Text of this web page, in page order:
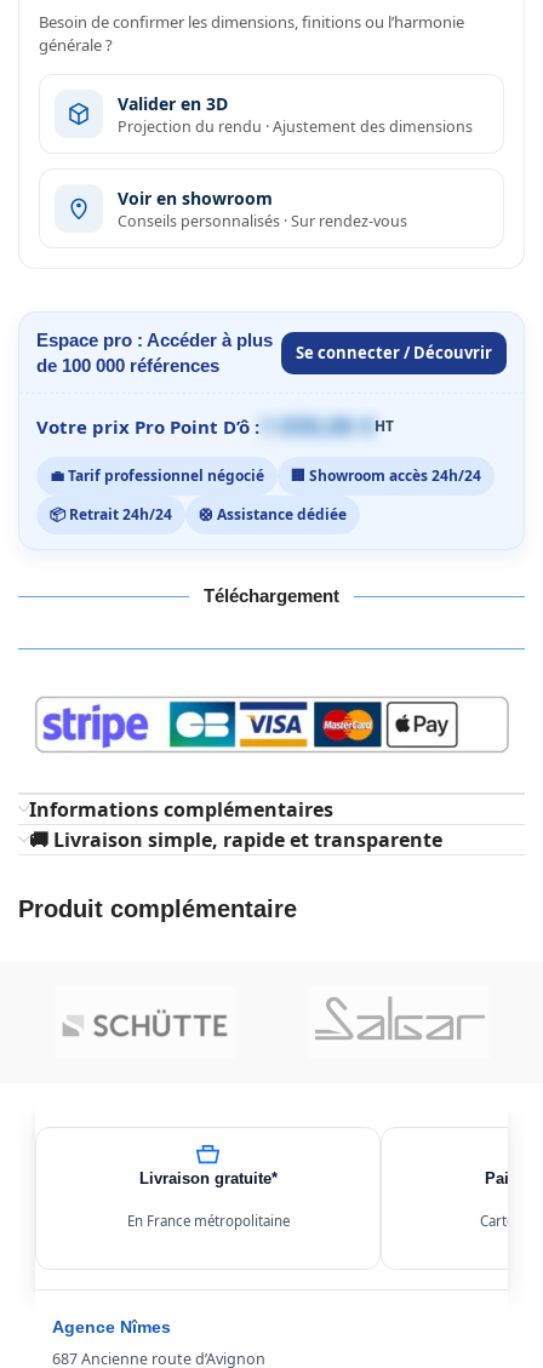
Besoin de confirmer les dimensions, finitions ou l’harmonie
générale ?
Valider en 3D
Projection du rendu · Ajustement des dimensions
Voir en showroom
Conseils personnalisés · Sur rendez-vous
Espace pro : Accéder à plus
de 100 000 références
Se connecter / Découvrir
Votre prix Pro Point D’ô : 1 059,00 €HT
💼 Tarif professionnel négocié
🏢 Showroom accès 24h/24
📦 Retrait 24h/24
🛟 Assistance dédiée
Téléchargement
Informations complémentaires
🚚 Livraison simple, rapide et transparente
Produit complémentaire
Livraison gratuite*
En France métropolitaine Carte,
Agence Nîmes
687 Ancienne route d’Avignon